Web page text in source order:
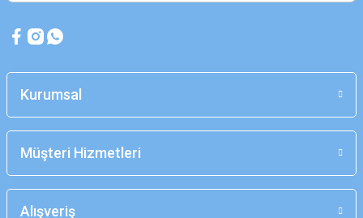
Kurumsal
Müşteri Hizmetleri
Alışveriş